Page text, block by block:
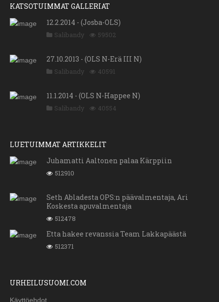
KATSOTUIMMAT GALLERIAT
12.2.2014 - (Josba-OLS)
Salibandy 59502
27.10.2013 - (OLS N-Erä III N)
Salibandy 40591
11.1.2014 - (OLS N-Happee N)
Salibandy 40554
LUETUIMMAT ARTIKKELIT
Juhamatti Aaltonen palaa Kärppiin
512910
Seth Abladesta OPS:n päävalmentaja, Ari
Koskesta apuvalmentaja
512478
Etta hakee revanssia Team Lakkapäästä
512371
URHEILUSUOMI.COM
Käyttöehdot